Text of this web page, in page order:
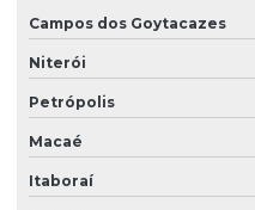
Freio para ponte rolante
Gancho para ponte rolante
Importadora de equipamento
Importadora de peças ponte
Campos dos Goytacazes
Niterói
Petrópolis
Macaé
Itaboraí